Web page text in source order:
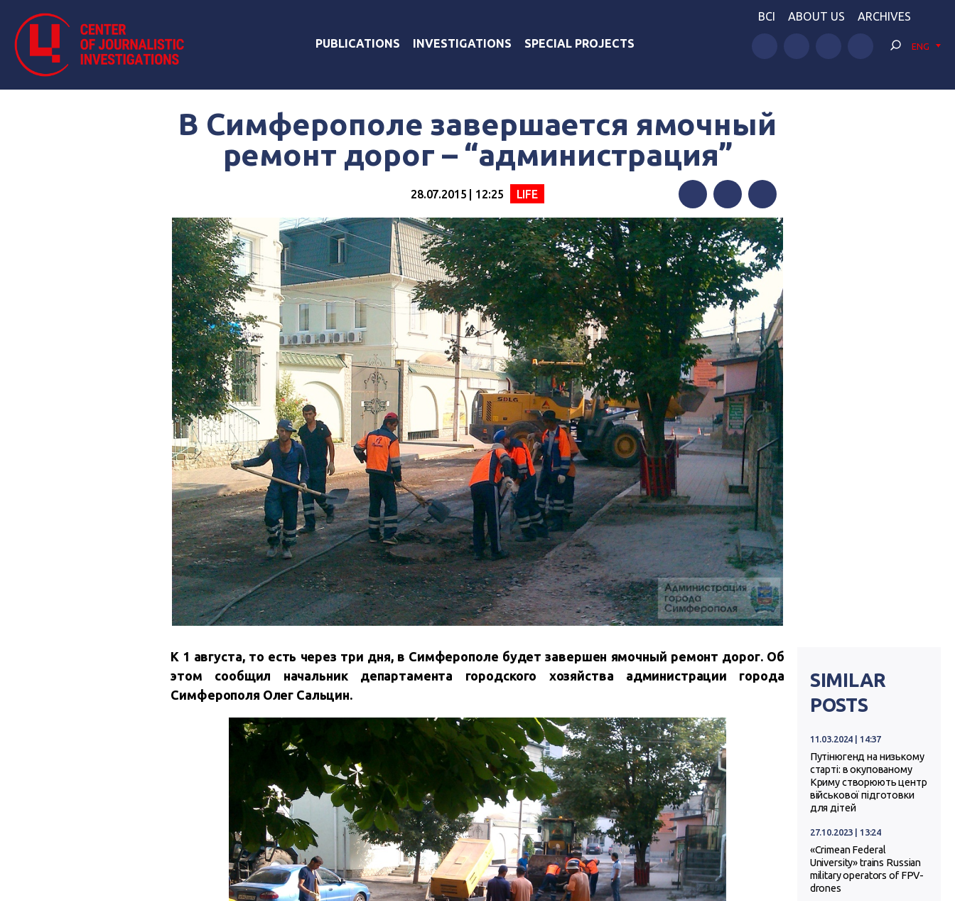
PUBLICATIONS INVESTIGATIONS SPECIAL PROJECTS
BCI ABOUT US ARCHIVES
ENG
В Симферополе завершается ямочный
ремонт дорог – “администрация”
28.07.2015 | 12:25 LIFE
FacebookTwitterTelegram
К 1 августа, то есть через три дня, в Симферополе будет завершен ямочный ремонт дорог. Об
этом сообщил начальник департамента городского хозяйства администрации города
Симферополя Олег Сальцин.
SIMILAR
POSTS
11.03.2024 | 14:37
Путінюгенд на низькому
старті: в окупованому
Криму створюють центр
військової підготовки
для дітей
27.10.2023 | 13:24
«Crimean Federal
University» trains Russian
military operators of FPV-
drones